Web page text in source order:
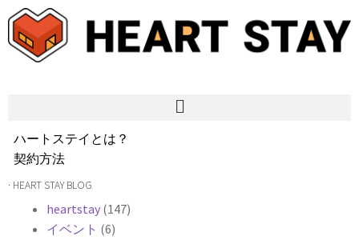
ハートステイとは？
契約方法
韓国不動産情報
よくある質問
· HEART STAY BLOG
heartstay (147)
イベント (6)